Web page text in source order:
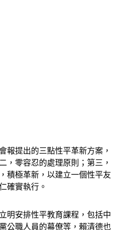
，零容忍的處理原則；第三，
積極革新，以建立一個性平友
確實執行。
公職人員的幕僚等，賴清德也